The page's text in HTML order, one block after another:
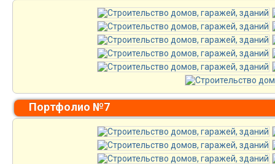
Портфолио №7